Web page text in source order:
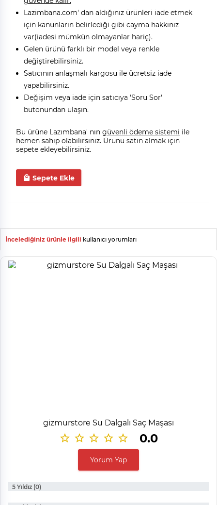
Lazimbana.com' dan aldığınız ürünleri iade etmek
için kanunların belirlediği gibi cayma hakkınız
var(iadesi mümkün olmayanlar hariç).
Gelen ürünü farklı bir model veya renkle
değiştirebilirsiniz.
Satıcının anlaşmalı kargosu ile ücretsiz iade
yapabilirsiniz.
Değişim veya iade için satıcıya 'Soru Sor'
butonundan ulaşın.
Bu ürüne Lazımbana' nın güvenli ödeme sistemi ile
hemen sahip olabilirsiniz. Ürünü satın almak için
sepete ekleyebilirsiniz.
Sepete Ekle
İncelediğiniz ürünle ilgili kullanıcı yorumları
gizmurstore Su Dalgalı Saç Maşası
0.0
Yorum Yap
5 Yıldız (0)